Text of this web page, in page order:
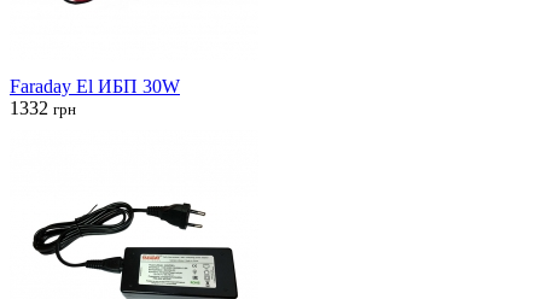
Faraday El ИБП 30W
1332 грн